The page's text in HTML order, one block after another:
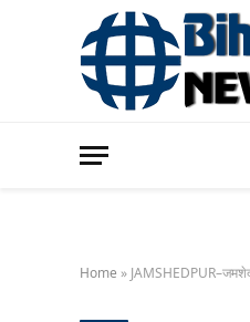
Home »